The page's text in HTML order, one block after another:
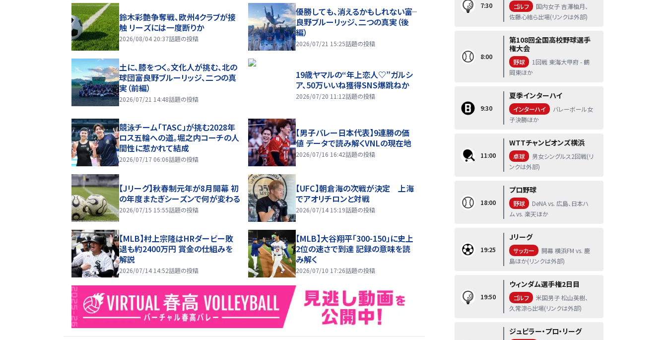
鈴木彩艶争奪戦、欧州4クラブが接
触 リーズには一度断りか
2026/08/04 20:37話題の投稿
優勝しても、消えるかもしれない――富
良野ブルーリッジ、二つの真実（後
編）
2026/07/21 15:25話題の投稿
土に、膝をつく。文化人が挑む、北の
球団――富良野ブルーリッジ、二つの真
実（前編）
2026/07/21 14:48話題の投稿
19歳ヤマルの“年上恋人♡”ガルシ
ア、50万いいね獲得SNS爆跳ねか
2026/07/20 11:12話題の投稿
競泳チーム「TASC」が挑む2028年
ロス五輪への道。堀之内コーチの人
間性に惹かれて結成
2026/07/17 06:06話題の投稿
【男子バレー日本代表】9連勝の価
値 データで読み解くVNLの現在地
2026/07/16 16:42話題の投稿
【Jリーグ】秋春制元年が8月開幕 初
の年度またぎシーズンで何が変わる
2026/07/15 15:55話題の投稿
【UFC】朝倉海の次戦が決定 上海
でアオリチロンと対戦
2026/07/14 15:19話題の投稿
【MLB】村上宗隆はHRダービー敗
退も約2400万円 賞金の仕組みを
解説
2026/07/14 14:52話題の投稿
【MLB】大谷翔平「300-150」に史上
2位の速さで到達 記録の意味を読
み解く
2026/07/10 17:26話題の投稿
7:30 ゴルフ
国内女子 吉澤柚月、
佐藤心結ら出場(リンクは外部)
8:00
第108回全国高校野球選手
権大会
野球
1回戦 東海大甲府 - 鶴
岡東ほか
9:30
夏季インターハイ
インターハイ
バレーボール女
子決勝ほか
11:00
WTTチャンピオンズ横浜
卓球
男女シングルス2回戦(リ
ンクは外部)
18:00
プロ野球
野球
DeNA vs. 広島、日本ハ
ム vs. 楽天ほか
19:25
Jリーグ
サッカー
開幕 横浜FM vs. 鹿
島ほか(リンクは外部)
19:50
ウィンダム選手権2日目
ゴルフ
米国男子 松山英樹、
久常涼ら出場(リンクは外部)
ジュピラー・プロ・リーグ